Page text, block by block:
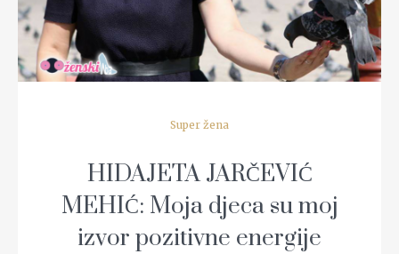
Super žena
HIDAJETA JARČEVIĆ
MEHIĆ: Moja djeca su moj
izvor pozitivne energije